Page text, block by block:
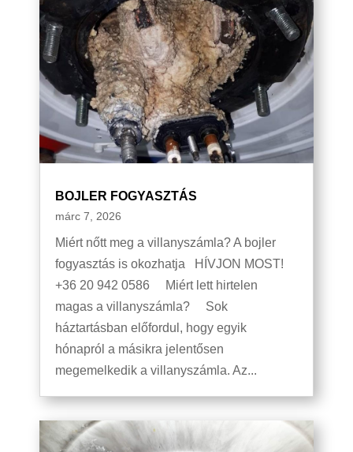
BOJLER FOGYASZTÁS
márc 7, 2026
Miért nőtt meg a villanyszámla? A bojler
fogyasztás is okozhatja HÍVJON MOST!
+36 20 942 0586 Miért lett hirtelen
magas a villanyszámla? Sok
háztartásban előfordul, hogy egyik
hónapról a másikra jelentősen
megemelkedik a villanyszámla. Az...